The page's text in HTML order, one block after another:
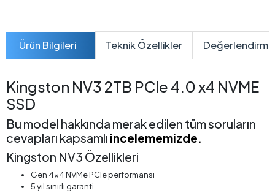
Ürün Bilgileri Teknik Özellikler
Kingston NV3 2TB PCIe 4.0 x4 NVME
SSD
Bu model hakkında merak edilen tüm soruların
cevapları kapsamlı incelememizde.
Kingston NV3 Özellikleri
Gen 4x4 NVMe PCIe performansı
5 yıl sınırlı garanti